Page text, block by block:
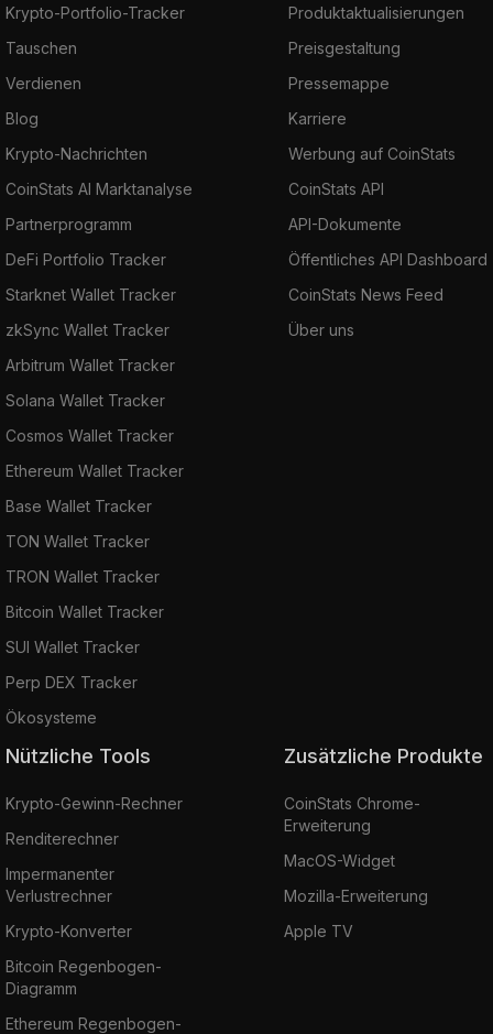
Krypto-Portfolio-Tracker
Tauschen
Verdienen
Blog
Krypto-Nachrichten
CoinStats AI Marktanalyse
Partnerprogramm
DeFi Portfolio Tracker
Starknet Wallet Tracker
zkSync Wallet Tracker
Arbitrum Wallet Tracker
Solana Wallet Tracker
Cosmos Wallet Tracker
Ethereum Wallet Tracker
Base Wallet Tracker
TON Wallet Tracker
TRON Wallet Tracker
Bitcoin Wallet Tracker
SUI Wallet Tracker
Perp DEX Tracker
Ökosysteme
Produktaktualisierungen
Preisgestaltung
Pressemappe
Karriere
Werbung auf CoinStats
CoinStats API
API-Dokumente
Öffentliches API Dashboard
CoinStats News Feed
Über uns
Nützliche Tools
Krypto-Gewinn-Rechner
Renditerechner
Impermanenter
Verlustrechner
Krypto-Konverter
Bitcoin Regenbogen-
Diagramm
Ethereum Regenbogen-
Zusätzliche Produkte
CoinStats Chrome-
Erweiterung
MacOS-Widget
Mozilla-Erweiterung
Apple TV